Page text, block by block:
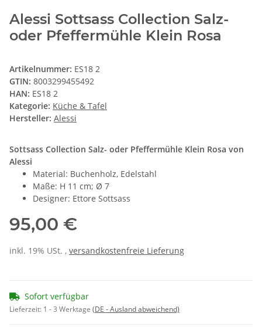
Alessi Sottsass Collection Salz-
oder Pfeffermühle Klein Rosa
Artikelnummer: ES18 2
GTIN: 8003299455492
HAN: ES18 2
Kategorie: Küche & Tafel
Hersteller: Alessi
Sottsass Collection Salz- oder Pfeffermühle Klein Rosa von
Alessi
Material: Buchenholz, Edelstahl
Maße: H 11 cm; Ø 7
Designer: Ettore Sottsass
95,00 €
inkl. 19% USt. , versandkostenfreie Lieferung
Sofort verfügbar
Lieferzeit: 1 - 3 Werktage (DE - Ausland abweichend)